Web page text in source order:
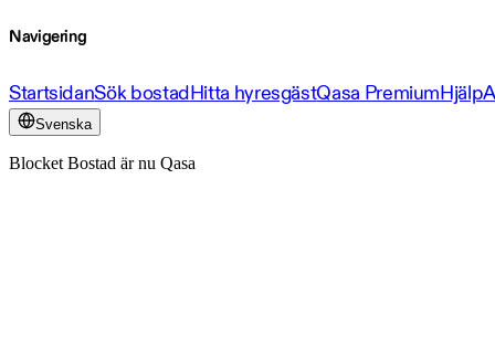
Navigering
StartsidanSök bostadHitta hyresgästQasa PremiumHjälp
Svenska
Blocket Bostad är nu Qasa